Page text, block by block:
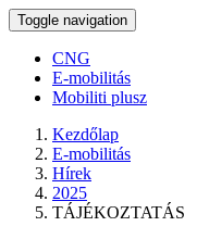
Toggle navigation
CNG
E-mobilitás
Mobiliti plusz
Kezdőlap
E-mobilitás
Hírek
2025
TÁJÉKOZTATÁS